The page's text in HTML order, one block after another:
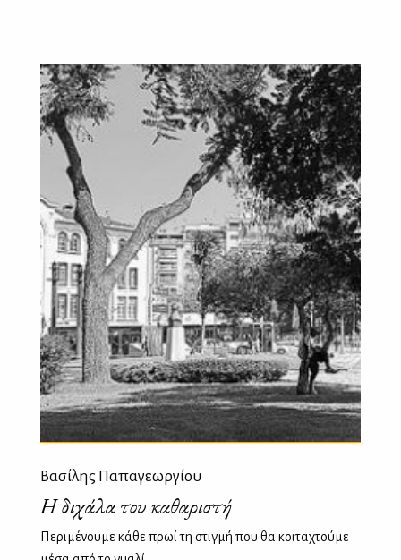
Βασίλης Παπαγεωργίου
Η διχάλα του καθαριστή
Περιμένουμε κάθε πρωί τη στιγμή που θα κοιταχτούμε